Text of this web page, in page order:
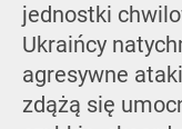
jednostki
Ukraińcy
agresywne
zdążą się